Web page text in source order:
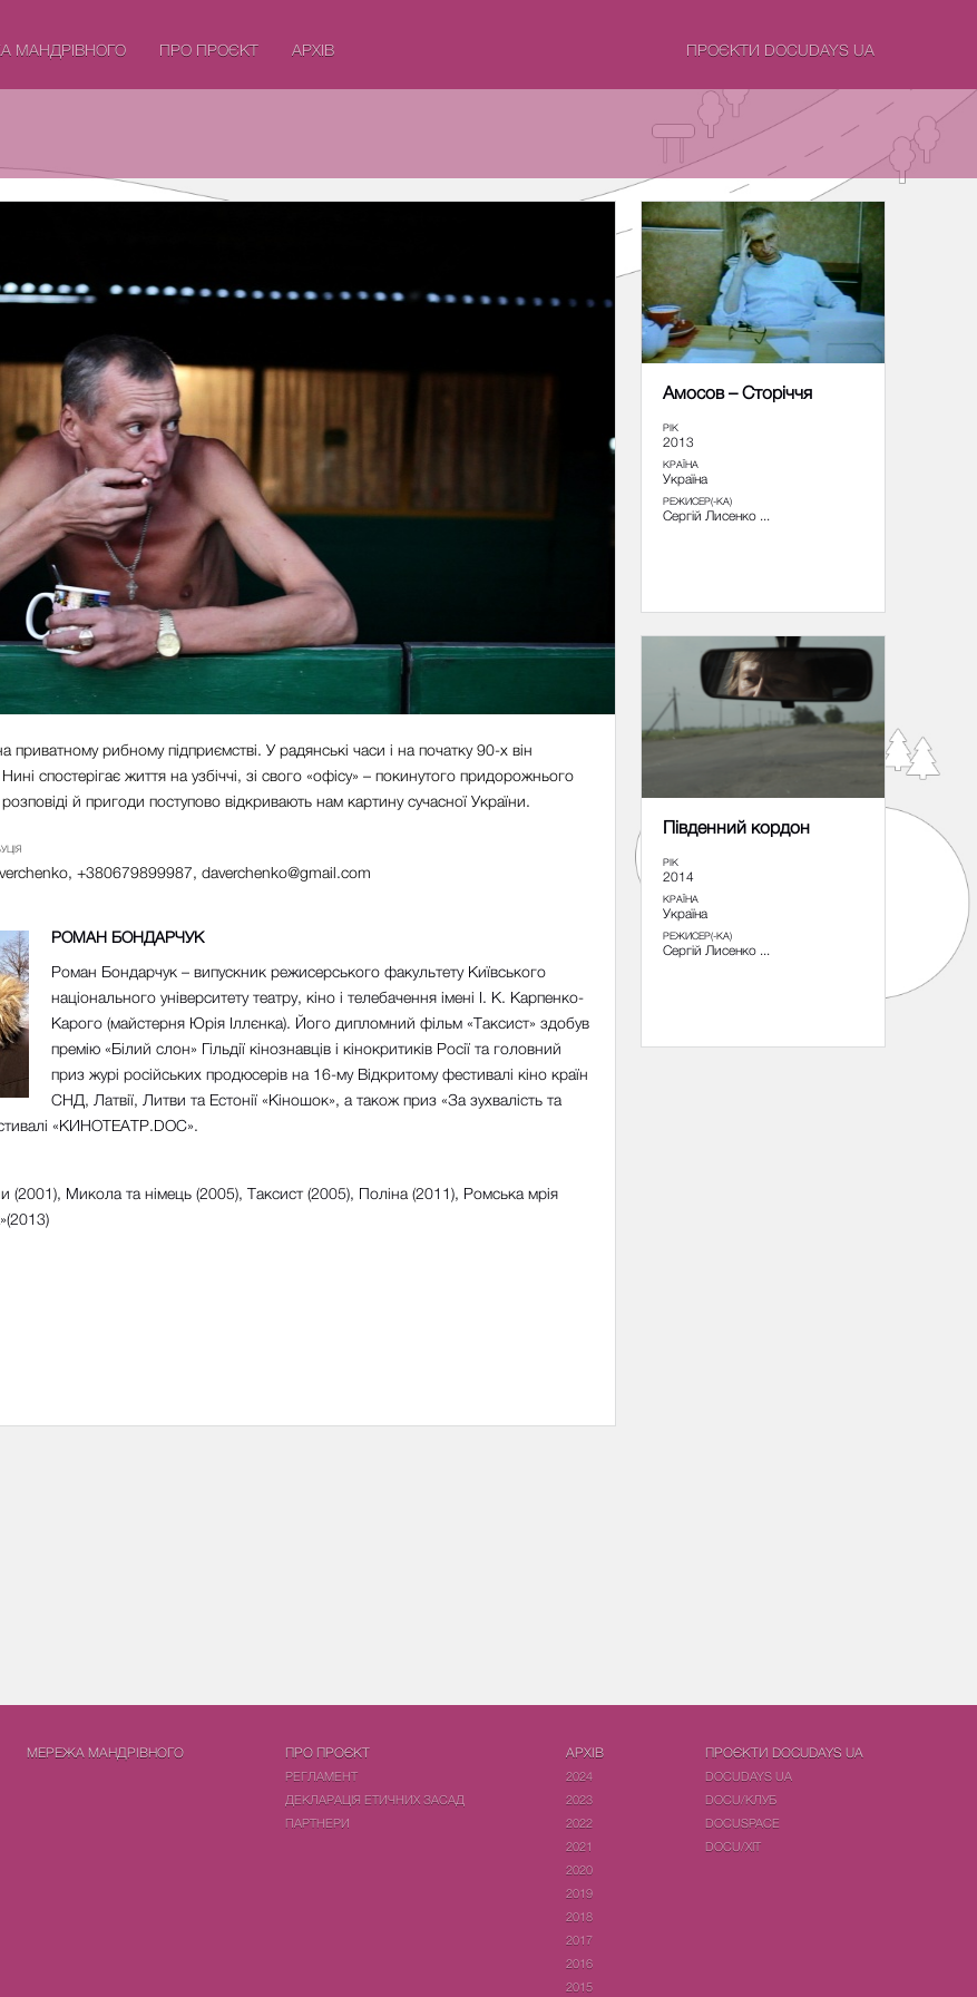
МАНДРІВНОГО ПРО ПРОЄКТ АРХІВ ПРОЄКТИ DOCUDAYS UA
приватному рибному підприємстві. У радянські часи і на початку 90-х він
спостерігає життя на узбіччі, зі свого «офісу» – покинутого придорожнього
й пригоди поступово відкривають нам картину сучасної України.
+380679899987, daverchenko@gmail.com
РОМАН БОНДАРЧУК
Роман Бондарчук – випускник режисерського факультету Київського
національного університету театру, кіно і телебачення імені І. К. Карпенко-
Карого (майстерня Юрія Іллєнка). Його дипломний фільм «Таксист» здобув
премію «Білий слон» Гільдії кінознавців і кінокритиків Росії та головний
приз журі російських продюсерів на 16-му Відкритому фестивалі кіно країн
СНД, Латвії, Литви та Естонії «Кіношок», а також приз «За зухвалість та
«КИНОТЕАТР.DOC».
(2001), Микола та німець (2005), Таксист (2005), Поліна (2011), Ромська мрія
Амосов – Сторіччя
РІК
2013
КРАЇНА
Україна
РЕЖИСЕР(-КА)
Сергій Лисенко ...
Південний кордон
РІК
2014
КРАЇНА
Україна
РЕЖИСЕР(-КА)
Сергій Лисенко ...
МЕРЕЖА МАНДРІВНОГО ПРО ПРОЄКТ
РЕГЛАМЕНТ
ДЕКЛАРАЦІЯ ЕТИЧНИХ ЗАСАД
ПАРТНЕРИ
АРХІВ
2024
2023
2022
2021
2020
2019
2018
2017
2016
2015
ПРОЄКТИ DOCUDAYS UA
DOCUDAYS UA
DOCU/КЛУБ
DOCUSPACE
DOCU/ХІТ